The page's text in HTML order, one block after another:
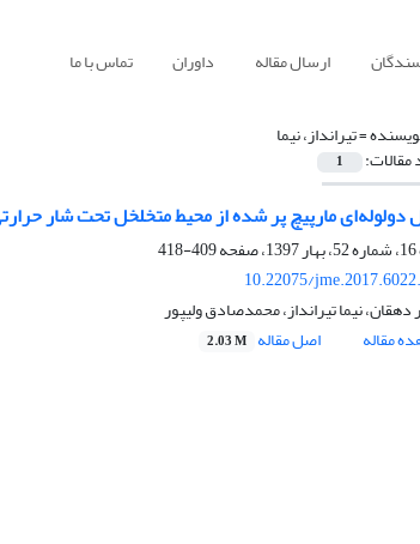
ارسال مقاله داوران تماس با ما
=تیرانداز، نیما
مقالات: 1
دولوله‌ای مارپیچ پر شده از محیط متخلخل تحت شار
409-418
10.22075/jme.2017.6022.
دهقان، نیما تیرانداز، محمدصادق ولیپور
مقاله
اصل مقاله 2.03 M